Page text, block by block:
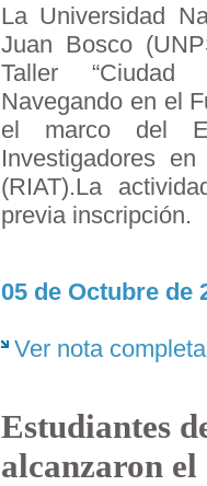
La Universidad
Juan Bosco
Taller “Ciudad
Navegando en el
el marco del
Investigadores
(RIAT).La
previa inscripción.
05 de Octubre de
Ver nota completa
Estudiantes
alcanzaron el